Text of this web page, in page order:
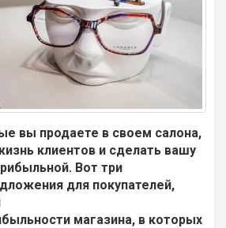
вы продаете в своем салона,
клиентов и сделать вашу
Вот три
для покупателей,
магазина, в которых